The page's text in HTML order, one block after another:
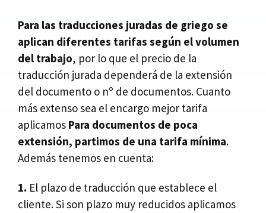
Para las traducciones juradas de griego se
aplican diferentes tarifas según el volumen
del trabajo, por lo que el precio de la
traducción jurada dependerá de la extensión
del documento o nº de documentos. Cuanto
más extenso sea el encargo mejor tarifa
aplicamos Para documentos de poca
extensión, partimos de una tarifa mínima.
Además tenemos en cuenta:
1. El plazo de traducción que establece el
cliente. Si son plazo muy reducidos aplicamos